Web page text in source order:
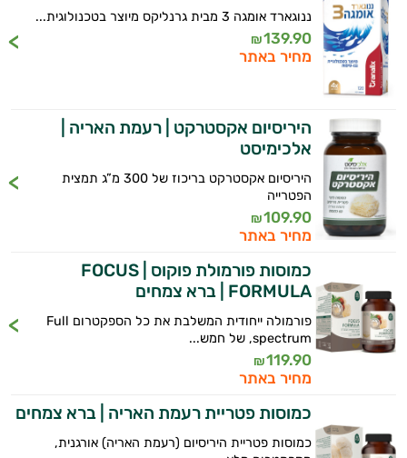
ננוגארד אומגה 3 מבית גרנליקס מיוצר בטכנולוגית...
139.90
₪
מחיר באתר
היריסיום אקסטרקט | רעמת האריה |
אלכימיסט
היריסיום אקסטרקט בריכוז של 300 מ”ג תמצית
הפטרייה
109.90
₪
מחיר באתר
כמוסות פורמולת פוקוס | FOCUS
FORMULA | ברא צמחים
פורמולה ייחודית המשלבת את כל הספקטרום Full
spectrum, של חמש...
119.90
₪
מחיר באתר
כמוסות פטריית רעמת האריה | ברא צמחים
כמוסות פטריית היריסיום (רעמת האריה) אורגנית,
היי,
אני יועץ הבריאות האישי AI של טבע בריא.
התשובות שלי מבוססות על מאגרי מידע קליניים
וספרות מקצועית בתחומי הרפואה הטבעית
ותזונת הספורט.
אני כאן כדי לעזור לך להתאים את תוספי
התזונה ומוצרי הבריאות המדויקים למטרות
עובדים יחד כדי למקסם תוצאות גם בחיי היום
יום וגם בתחום הכושר והספורט.